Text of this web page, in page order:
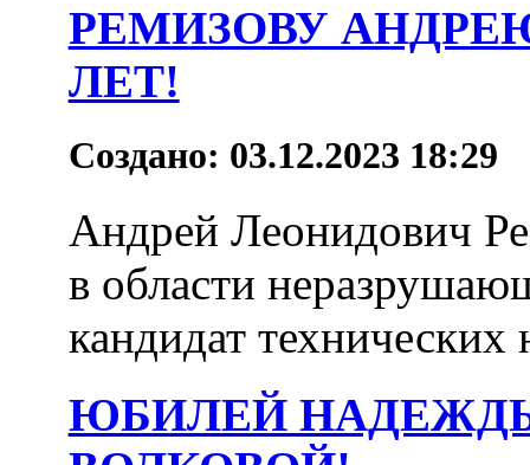
РЕМИЗОВУ
ЛЕТ!
Создано: 03.12.2023 18:29
Андрей Леонидович
в области
кандидат
ЮБИЛЕЙ